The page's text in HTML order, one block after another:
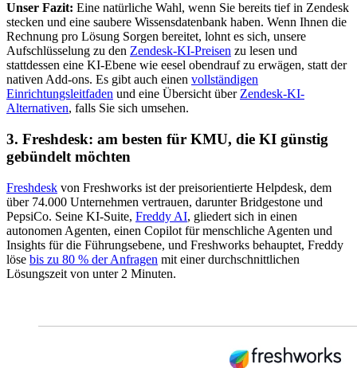
Unser Fazit: Eine natürliche Wahl, wenn Sie bereits tief in Zendesk
stecken und eine saubere Wissensdatenbank haben. Wenn Ihnen die
Rechnung pro Lösung Sorgen bereitet, lohnt es sich, unsere
Aufschlüsselung zu den Zendesk-KI-Preisen zu lesen und
stattdessen eine KI-Ebene wie eesel obendrauf zu erwägen, statt der
nativen Add-ons. Es gibt auch einen vollständigen
Einrichtungsleitfaden und eine Übersicht über Zendesk-KI-
Alternativen, falls Sie sich umsehen.
3. Freshdesk: am besten für KMU, die KI günstig
gebündelt möchten
Freshdesk von Freshworks ist der preisorientierte Helpdesk, dem
über 74.000 Unternehmen vertrauen, darunter Bridgestone und
PepsiCo. Seine KI-Suite, Freddy AI, gliedert sich in einen
autonomen Agenten, einen Copilot für menschliche Agenten und
Insights für die Führungsebene, und Freshworks behauptet, Freddy
löse bis zu 80 % der Anfragen mit einer durchschnittlichen
Lösungszeit von unter 2 Minuten.